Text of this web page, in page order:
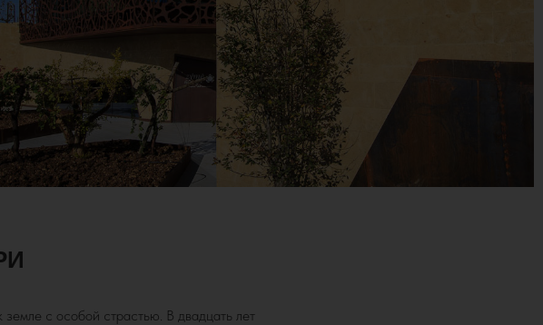
с особой страстью. В двадцать лет